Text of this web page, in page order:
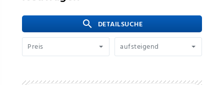
Preis aufsteigend
search DETAILSUCHE